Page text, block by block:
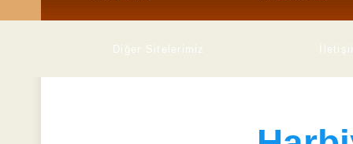
Diğer Sitelerimiz